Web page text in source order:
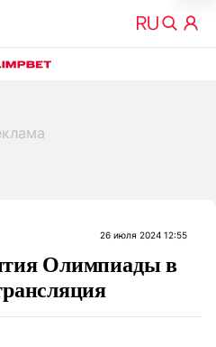
26 июля 2024 12:55
Олимпиады в